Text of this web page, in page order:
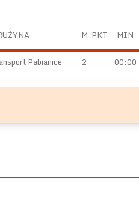
M PKT MIN
Pabianice 2 00:00